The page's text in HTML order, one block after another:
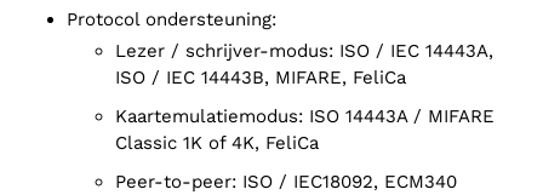
Protocol ondersteuning:
Lezer / schrijver-modus: ISO / IEC 14443A,
ISO / IEC 14443B, MIFARE, FeliCa
Kaartemulatiemodus: ISO 14443A / MIFARE
Classic 1K of 4K, FeliCa
Peer-to-peer: ISO / IEC18092, ECM340